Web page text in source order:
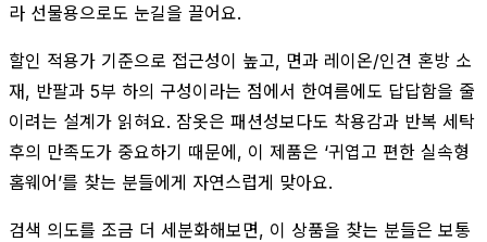
라 선물용으로도 눈길을 끌어요.
할인 적용가 기준으로 접근성이 높고, 면과 레이온/인견 혼방 소
재, 반팔과 5부 하의 구성이라는 점에서 한여름에도 답답함을 줄
이려는 설계가 읽혀요. 잠옷은 패션성보다도 착용감과 반복 세탁
후의 만족도가 중요하기 때문에, 이 제품은 ‘귀엽고 편한 실속형
홈웨어’를 찾는 분들에게 자연스럽게 맞아요.
검색 의도를 조금 더 세분화해보면, 이 상품을 찾는 분들은 보통